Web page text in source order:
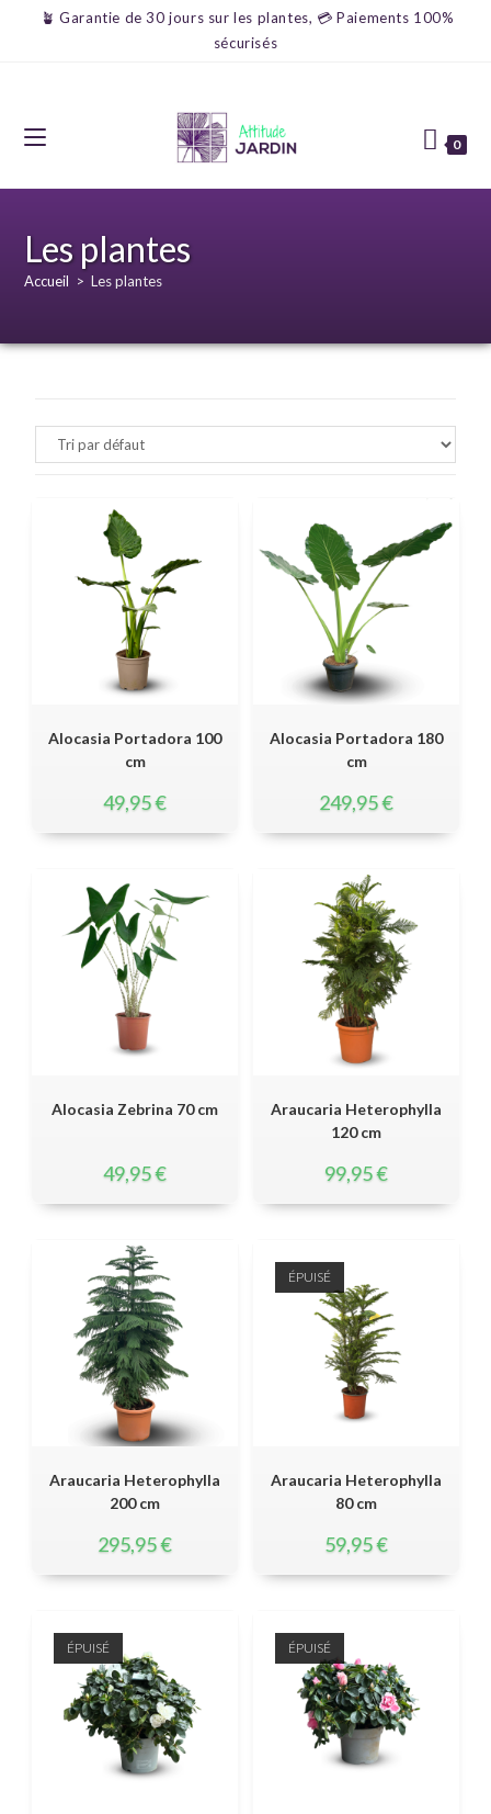
🪴 Garantie de 30 jours sur les plantes, 💳 Paiements 100%
sécurisés
0
Les plantes
Accueil > Les plantes
Alocasia Portadora 100
cm
49,95€
Alocasia Portadora 180
cm
249,95€
Alocasia Zebrina 70 cm
49,95€
Araucaria Heterophylla
120 cm
99,95€
Araucaria Heterophylla
200 cm
295,95€
ÉPUISÉ
Araucaria Heterophylla
80 cm
59,95€
ÉPUISÉ ÉPUISÉ